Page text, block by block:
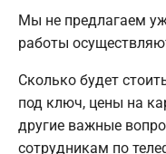
Мы не предлагаем
работы
Сколько будет
под ключ, цены на
другие важные
сотрудникам по